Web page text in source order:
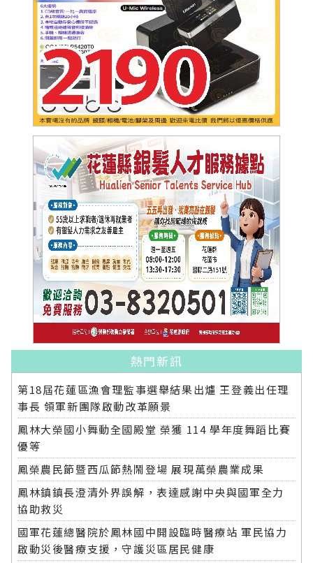
熱門新訊
第18屆花蓮區漁會理監事選舉結果出爐 王登義出任理
事長 領軍新團隊啟動改革願景
鳳林大榮國小舞動全國殿堂 榮獲 114 學年度舞蹈比賽
優等
鳳榮農民節暨西瓜節熱鬧登場 展現萬榮農業成果
鳳林鎮鎮長澄清外界誤解，表達感謝中央與國軍全力
協助救災
國軍花蓮總醫院於鳳林國中開設臨時醫療站 軍民協力
啟動災後醫療支援，守護災區居民健康